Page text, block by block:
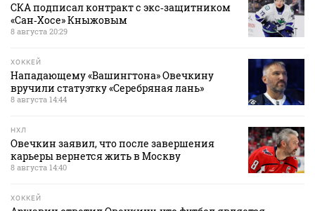
СКА подписал контракт с экс‑защитником
«Сан‑Хосе» Кныжовым
8 августа 20:29
ХОККЕЙ
Нападающему «Вашингтона» Овечкину
вручили статуэтку «Серебряная лань»
8 августа 14:44
НХЛ
Овечкин заявил, что после завершения
карьеры вернется жить в Москву
8 августа 14:40
ХОККЕЙ